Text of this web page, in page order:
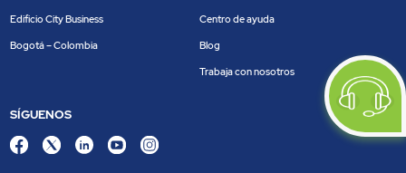
Edificio City Business
Bogotá – Colombia
Centro de ayuda
Blog
Trabaja con nosotros
SÍGUENOS